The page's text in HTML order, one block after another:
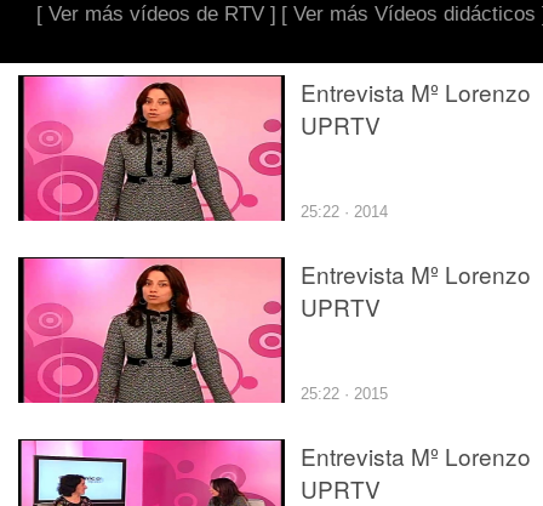
[ Ver más vídeos de RTV ] [ Ver más Vídeos didácticos
Entrevista Mº Lorenzo
UPRTV
25:22 · 2014
Entrevista Mº Lorenzo
UPRTV
25:22 · 2015
Entrevista Mº Lorenzo
UPRTV